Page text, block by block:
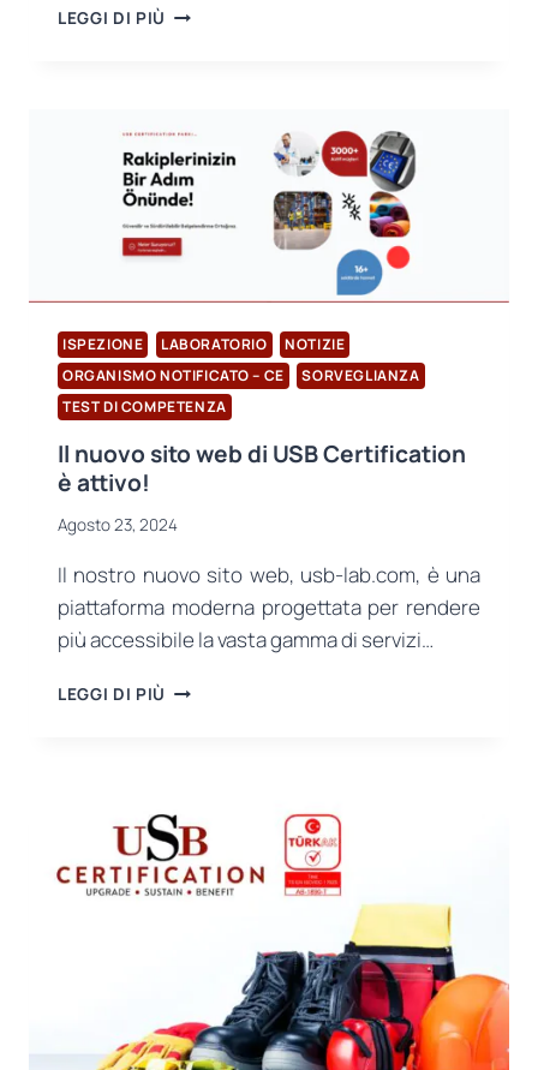
LEGGI DI PIÙ TRE
PROTEZIONE
DELL’UDITO:
TECNOLOGIE
PER
MIGLIORARE
LA
AMBIENTI
RUMOROSI
ISPEZIONE LABORATORIO
NOTIZIE
ORGANISMO NOTIFICATO – CE
SORVEGLIANZA
TEST DI COMPETENZA
Il nuovo sito web di USB Certification
è attivo!
Agosto 23, 2024
Il nostro nuovo sito web, usb-lab.com, è una
piattaforma moderna progettata per rendere
più accessibile la vasta gamma di servizi…
LEGGI DI PIÙ
USB
CERTIFICATION
È
ATTIVO!